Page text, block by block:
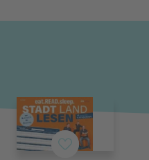
Merkzettel